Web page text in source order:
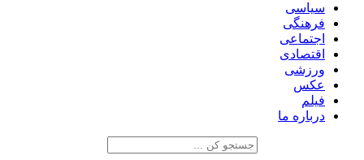
سیاسی
فرهنگی
اجتماعی
اقتصادی
ورزشی
عکس
فیلم
درباره ما